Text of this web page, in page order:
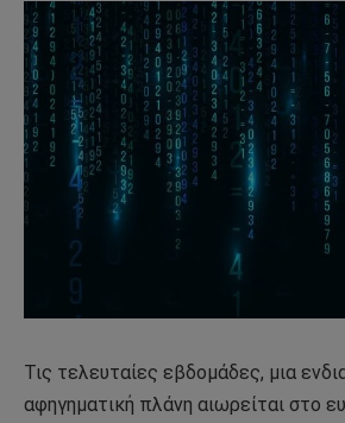
Τις τελευταίες εβδομάδες, μια
αφηγηματική πλάνη αιωρείται στο